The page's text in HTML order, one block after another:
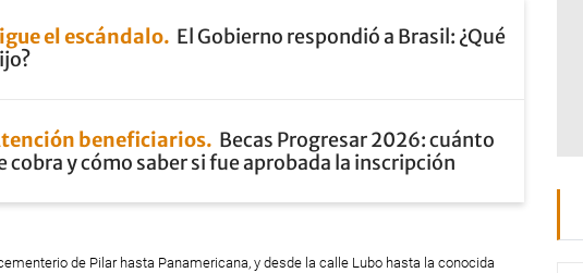
el escándalo El Gobierno respondió a Brasil: ¿Qué
beneficiarios Becas Progresar 2026: cuánto
cobra y cómo saber si fue aprobada la inscripción
de Pilar hasta Panamericana, y desde la calle Lubo hasta la conocida